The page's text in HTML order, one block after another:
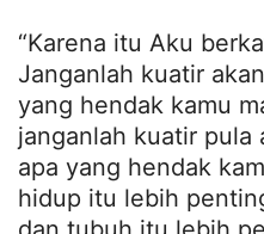
“Karena itu Aku
Janganlah kuatir
yang hendak kamu
janganlah kuatir pula
apa yang hendak
hidup itu lebih